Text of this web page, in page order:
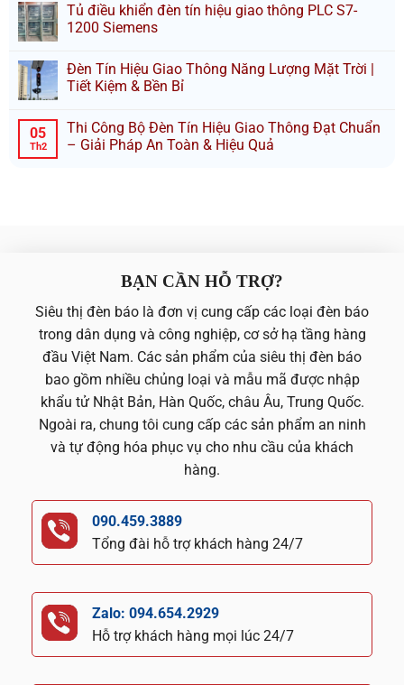
Tủ điều khiển đèn tín hiệu giao thông PLC S7-
1200 Siemens
Đèn Tín Hiệu Giao Thông Năng Lượng Mặt Trời |
Tiết Kiệm & Bền Bỉ
05
Th2
Thi Công Bộ Đèn Tín Hiệu Giao Thông Đạt Chuẩn
– Giải Pháp An Toàn & Hiệu Quả
BẠN CẦN HỖ TRỢ?
Siêu thị đèn báo là đơn vị cung cấp các loại đèn báo
trong dân dụng và công nghiệp, cơ sở hạ tầng hàng
đầu Việt Nam. Các sản phẩm của siêu thị đèn báo
bao gồm nhiều chủng loại và mẫu mã được nhập
khẩu tử Nhật Bản, Hàn Quốc, châu Âu, Trung Quốc.
Ngoài ra, chung tôi cung cấp các sản phẩm an ninh
và tự động hóa phục vụ cho nhu cầu của khách
hàng.
090.459.3889
Tổng đài hỗ trợ khách hàng 24/7
Zalo: 094.654.2929
Hỗ trợ khách hàng mọi lúc 24/7